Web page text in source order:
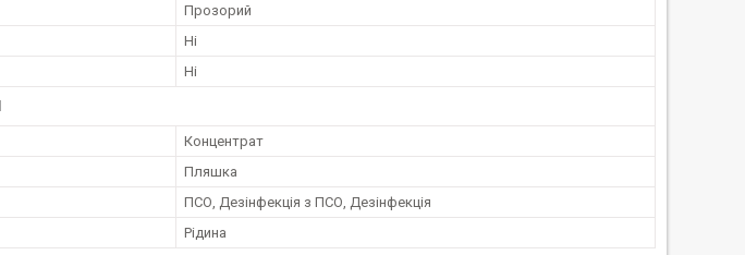
Прозорий
Ні
Ні
Концентрат
Пляшка
ПСО, Дезінфекція з ПСО, Дезінфекція
Рідина